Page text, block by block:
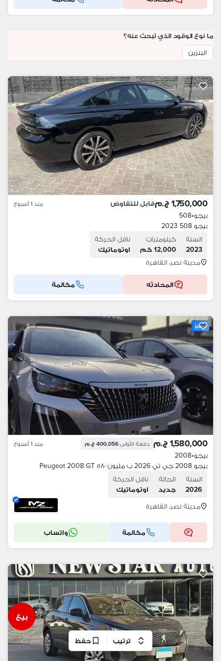
ما نوع الوقود الذي تبحث عنه؟
البنزين
1,750,000 ج.م قابل للتفاوض منذ 1 أسبوع
بيجو•
508
بيجو 508 2023
السنة
2023
كيلومترات
12,000 كم
ناقل الحركة
اوتوماتيك
مدينة نصر، القاهرة
المحادثه مكالمة
مميز
1,580,000 ج.م دفعة الأولى 400,056 ج.م منذ 1 أسبوع
بيجو•
2008
بيجو 2008 جي تي 2026 ب مليون ٥٨٠ Peugeot 2008 GT
السنة
2026
الحالة
جديد
ناقل الحركة
اوتوماتيك
مدينة نصر، القاهرة
مكالمة واتساب
بيع
ترتيب حفظ